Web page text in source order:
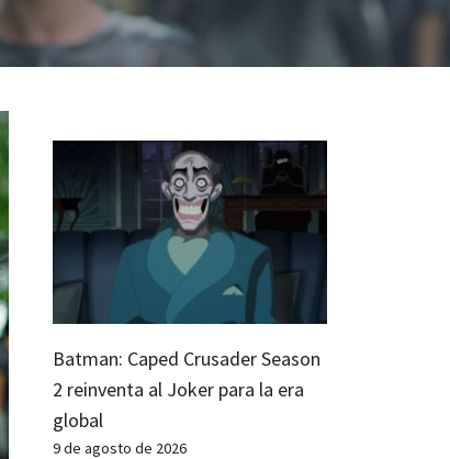
Batman: Caped Crusader Season
2 reinventa al Joker para la era
global
9 de agosto de 2026